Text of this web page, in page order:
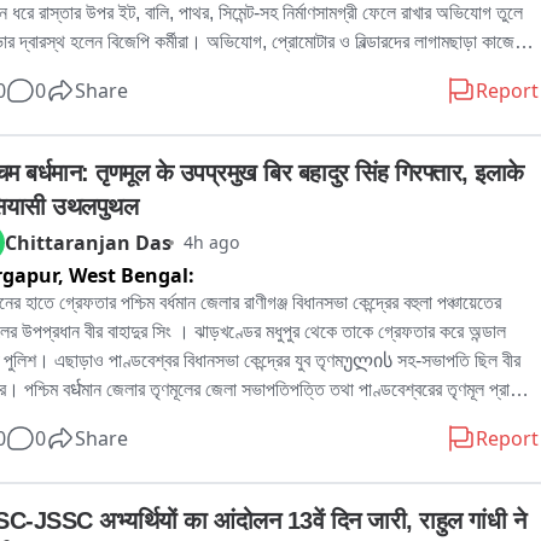
ধরে রাস্তার উপর ইট, বালি, পাথর, সিমেন্ট-সহ নির্মাণসামগ্রী ফেলে রাখার অভিযোগ তুলে
দ্বারস্থ হলেন বিজেপি কর্মীরা। অভিযোগ, প্রোমোটার ও বিল্ডারদের লাগামছাড়া কাজের
লিখিত অভিযোগ জমা দেওয়ার পাশাপাশি প্রশাসনের হস্তক্ষেপের দাবি জানিয়েছেন
বিজেপি কর্মী রোহিত দে জানান, এলাকাবাসীর অভিযোগের ভিত্তিতেই তাঁরা পুরসভায়
জমা দিয়েছেন। তাঁর দাবি, নির্মাণসামগ্রী মাসের পর মাস রাস্তার উপর পড়ে থাকায়
কার্যত সরু হয়ে গিয়েছে। বর্ষাকালে বালি ও অন্যান্য সামগ্রী নিকাশি ব্যবস্থা আটকে
ফলে জল জমার সমস্যাও বাড়ছে। রাতের অন্ধকারে ভারী ডাম্পার ও লরিতে মালপত্র
ফলে রাস্তারও ক্ষতি হচ্ছে বলে অভিযোগ করেন তিনি। প্রশাসনের তরফে প্রয়োজনীয়
নেওয়ার দাবি জানিয়ে তিনি বলেন, আইনি পথেই এই সমস্যার সমাধান চান তাঁরা。
আর এক বিজেপি কর্মী অভিজিৎ বিশ্বাসের অভিযোগ, দীর্ঘদিন ধরে এই পরিস্থিতি
কোনও কার্যকর পদক্ষেপ নেওয়া হয়নি। তাঁর দাবি, নির্মাণস্থলে বড় বড় কাঠের বোর্ড ও
ছড়িয়ে থাকায় শিশু-সহ পথচলতি মানুষের আহত হওয়ার আশঙ্কা রয়েছে। নিত্যদিন
চলেছে। বর্তমান প্রশাসনের কাছে দ্রুত ব্যবস্থা নিয়ে রাস্তা দখলমুক্ত ও নিরাপদ করার
দাবি, রাস্তা থেকে অবিলম্বে নির্মাণসামগ্রী সরিয়ে স্বাভাবিক যান চলাচল নিশ্চিত করতে
ভবিষ্যতে যাতে জনসাধারণের ভোগান্তি না হয়, সে বিষয়ে প্রশাসনকে কড়া নজরদারি
0 Share Report
बर्धमान: तृणमूल के उपप्रमुख बिर बहादुर सिंह गिरफ्तार, इलाके
उथलपुथल
Chittaranjan Das 4h ago
West Bengal:
হাতে গ্রেফতার পশ্চিম বর্ধমান জেলার রাণীগঞ্জ বিধানসভা কেন্দ্রের বহুলা পঞ্চায়েতের
উপপ্রধান বীর বাহাদুর সিং । ঝাড়খণ্ডের মধুপুর থেকে তাকে গ্রেফতার করে অন্ডাল
পুলিশ। এছাড়াও পাণ্ডবেশ্বর বিধানসভা কেন্দ্রের যুব তৃণমულის সহ-সভাপতি ছিল বীর
পশ্চিম বर्धমান জেলার তৃণমূলের জেলা সভাপতিপত্তি তথা পাণ্ডবেশ্বরের তৃণমূল প্রার্থী
অভিযোগে গ্রেফতার এই বীর বাহাদুর。
0 Share Report
JSSC अभ्यर्थियों का आंदोलन 13वें दिन जारी, राहुल गांधी ने